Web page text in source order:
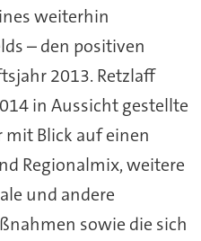
weiterhin
– den positiven
2013. Retzlaff
in Aussicht gestellte
mit Blick auf einen
Regionalmix, weitere
und andere
sowie die sich